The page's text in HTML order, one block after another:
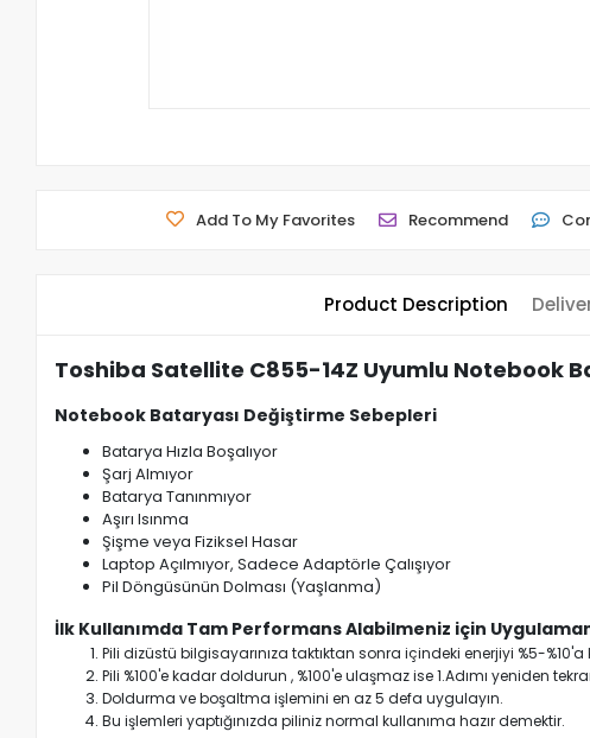
Add To My Favorites Recommend
Product Description
Toshiba Satellite C855-14Z Uyumlu Notebook
Notebook Bataryası Değiştirme Sebepleri
Batarya Hızla Boşalıyor
Şarj Almıyor
Batarya Tanınmıyor
Aşırı Isınma
Şişme veya Fiziksel Hasar
Laptop Açılmıyor, Sadece Adaptörle Çalışıyor
Pil Döngüsünün Dolması (Yaşlanma)
İlk Kullanımda Tam Performans Alabilmeniz için
Pili dizüstü bilgisayarınıza taktıktan sonra içindeki enerjiyi %5-
Pili %100'e kadar doldurun , %100'e ulaşmaz ise 1.Adımı yeniden
Doldurma ve boşaltma işlemini en az 5 defa uygulayın.
Bu işlemleri yaptığınızda piliniz normal kullanıma hazır demektir.